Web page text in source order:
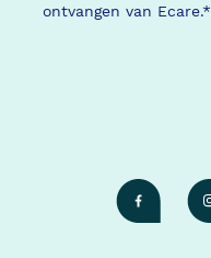
ontvangen van Ecare.*